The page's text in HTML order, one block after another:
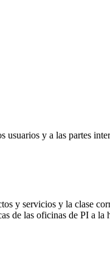
y a las partes
y servicios y la clase
de las oficinas de PI a la